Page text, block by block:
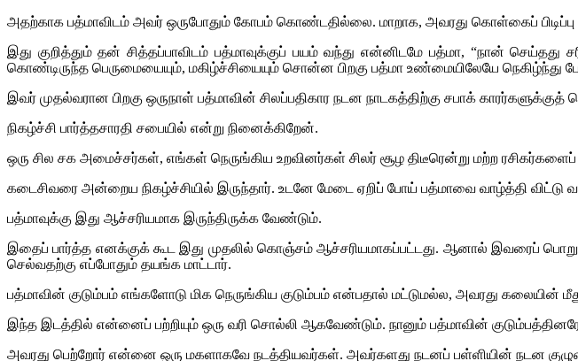
அதற்காக பத்மாவிடம் அவர் ஒருபோதும் கோபம் கொண்டதில்லை. மாறாக, அவரது கொள்கைப் பிடிப்பு
இது குறித்தும் தன் சித்தப்பாவிடம் பத்மாவுக்குப் பயம் வந்து என்னிடமே பத்மா, “நான்
கொண்டிருந்த பெருமையையும், மகிழ்ச்சியையும் சொன்ன பிறகு பத்மா உண்மையிலேயே நெகிழ்ந்து
இவர் முதல்வரான பிறகு ஒருநாள் பத்மாவின் சிலப்பதிகார நடன நாடகத்திற்கு சபாக்
நிகழ்ச்சி பார்த்தசாரதி சபையில் என்று நினைக்கிறேன்.
ஒரு சில சக அமைச்சர்கள், எங்கள் நெருங்கிய உறவினர்கள் சிலர் சூழ திடீரென்று மற்ற
கடைசிவரை அன்றைய நிகழ்ச்சியில் இருந்தார். உடனே மேடை ஏறிப் போய் பத்மாவை வாழ்த்தி விட்டு
பத்மாவுக்கு இது ஆச்சரியமாக இருந்திருக்க வேண்டும்.
இதைப் பார்த்த எனக்குக் கூட இது முதலில் கொஞ்சம் ஆச்சரியமாகப்பட்டது. ஆனால் இவரைப்
செல்வதற்கு எப்போதும் தயங்க மாட்டார்.
பத்மாவின் குடும்பம் எங்களோடு மிக நெருங்கிய குடும்பம் என்பதால் மட்டுமல்ல, அவரது கலையின்
இந்த இடத்தில் என்னைப் பற்றியும் ஒரு வரி சொல்லி ஆகவேண்டும். நானும் பத்மாவின்
அவரது பெற்றோர் என்னை ஒரு மகளாகவே நடத்தியவர்கள். அவர்களது நடனப் பள்ளியின் நடன